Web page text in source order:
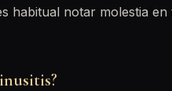
habitual notar molestia